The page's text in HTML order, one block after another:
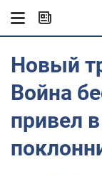
Новый
Война
привел